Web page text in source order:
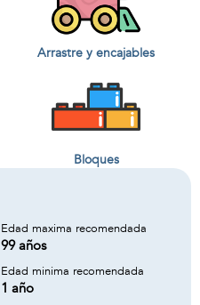
Arrastre y encajables
Bloques
Edad maxima recomendada
99 años
Edad minima recomendada
1 año